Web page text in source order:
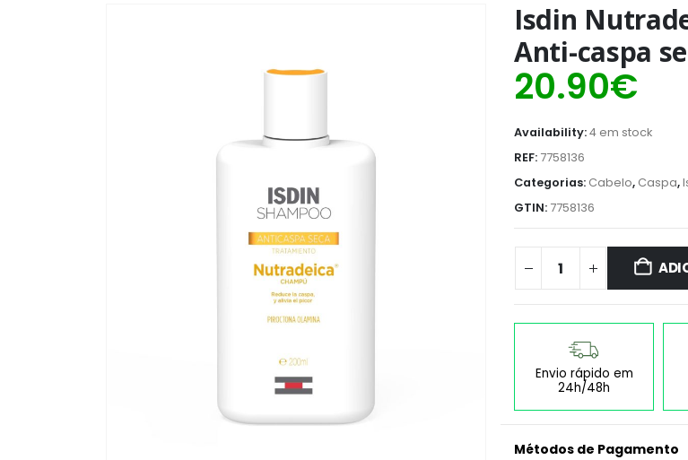
Isdin
Anti-caspa
20.90€
Availability:4 em stock
REF: 7758136
Categorias: Cabelo, Caspa,
GTIN: 7758136
Envio rápido em
24h/48h
Métodos de Pagamento